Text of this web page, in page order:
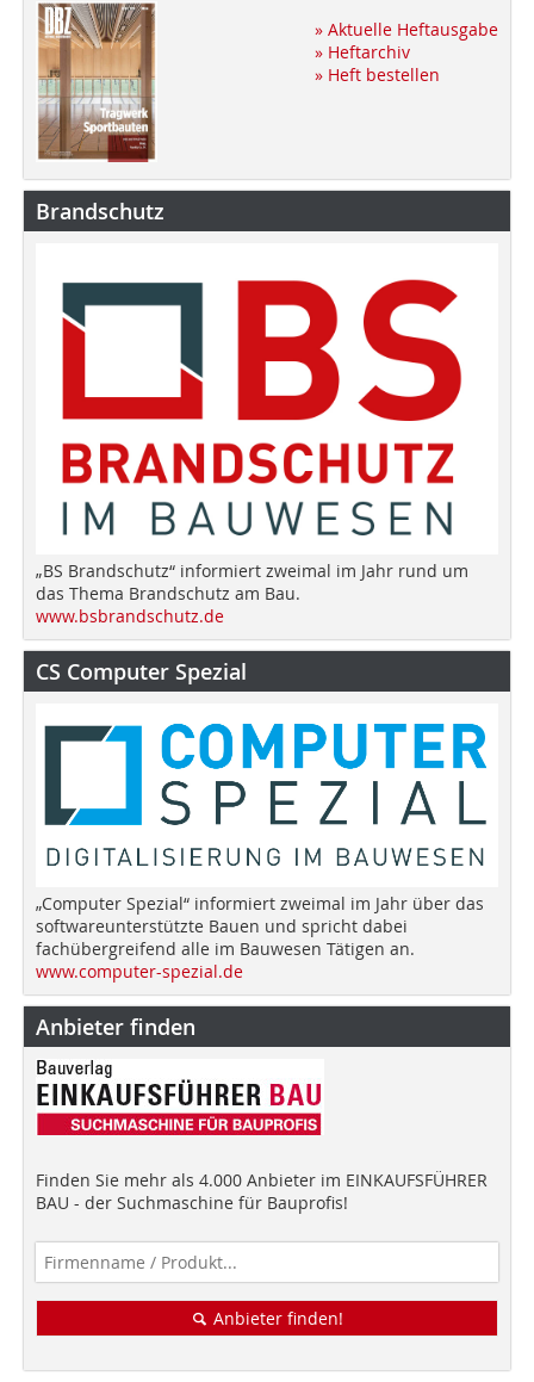
» Aktuelle Heftausgabe
» Heftarchiv
» Heft bestellen
Brandschutz
„BS Brandschutz“ informiert zweimal im Jahr rund um
das Thema Brandschutz am Bau.
www.bsbrandschutz.de
CS Computer Spezial
„Computer Spezial“ informiert zweimal im Jahr über das
softwareunterstützte Bauen und spricht dabei
fachübergreifend alle im Bauwesen Tätigen an.
www.computer-spezial.de
Anbieter finden
Finden Sie mehr als 4.000 Anbieter im EINKAUFSFÜHRER
BAU - der Suchmaschine für Bauprofis!
Anbieter finden!